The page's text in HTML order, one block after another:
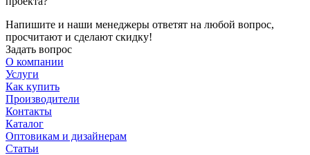
Напишите и наши менеджеры ответят на любой вопрос,
просчитают и сделают скидку!
Задать вопрос
О компании
Услуги
Как купить
Производители
Контакты
Каталог
Оптовикам и дизайнерам
Статьи